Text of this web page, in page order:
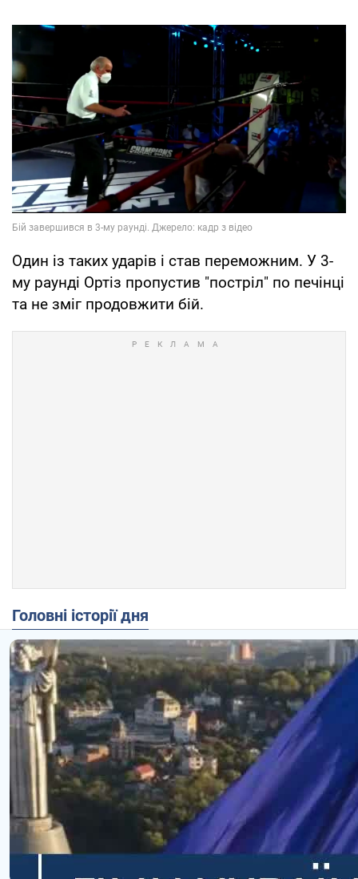
Один із таких ударів і став переможним. У 3-
му раунді Ортіз пропустив "постріл" по печінці
та не зміг продовжити бій.
Головні історії дня